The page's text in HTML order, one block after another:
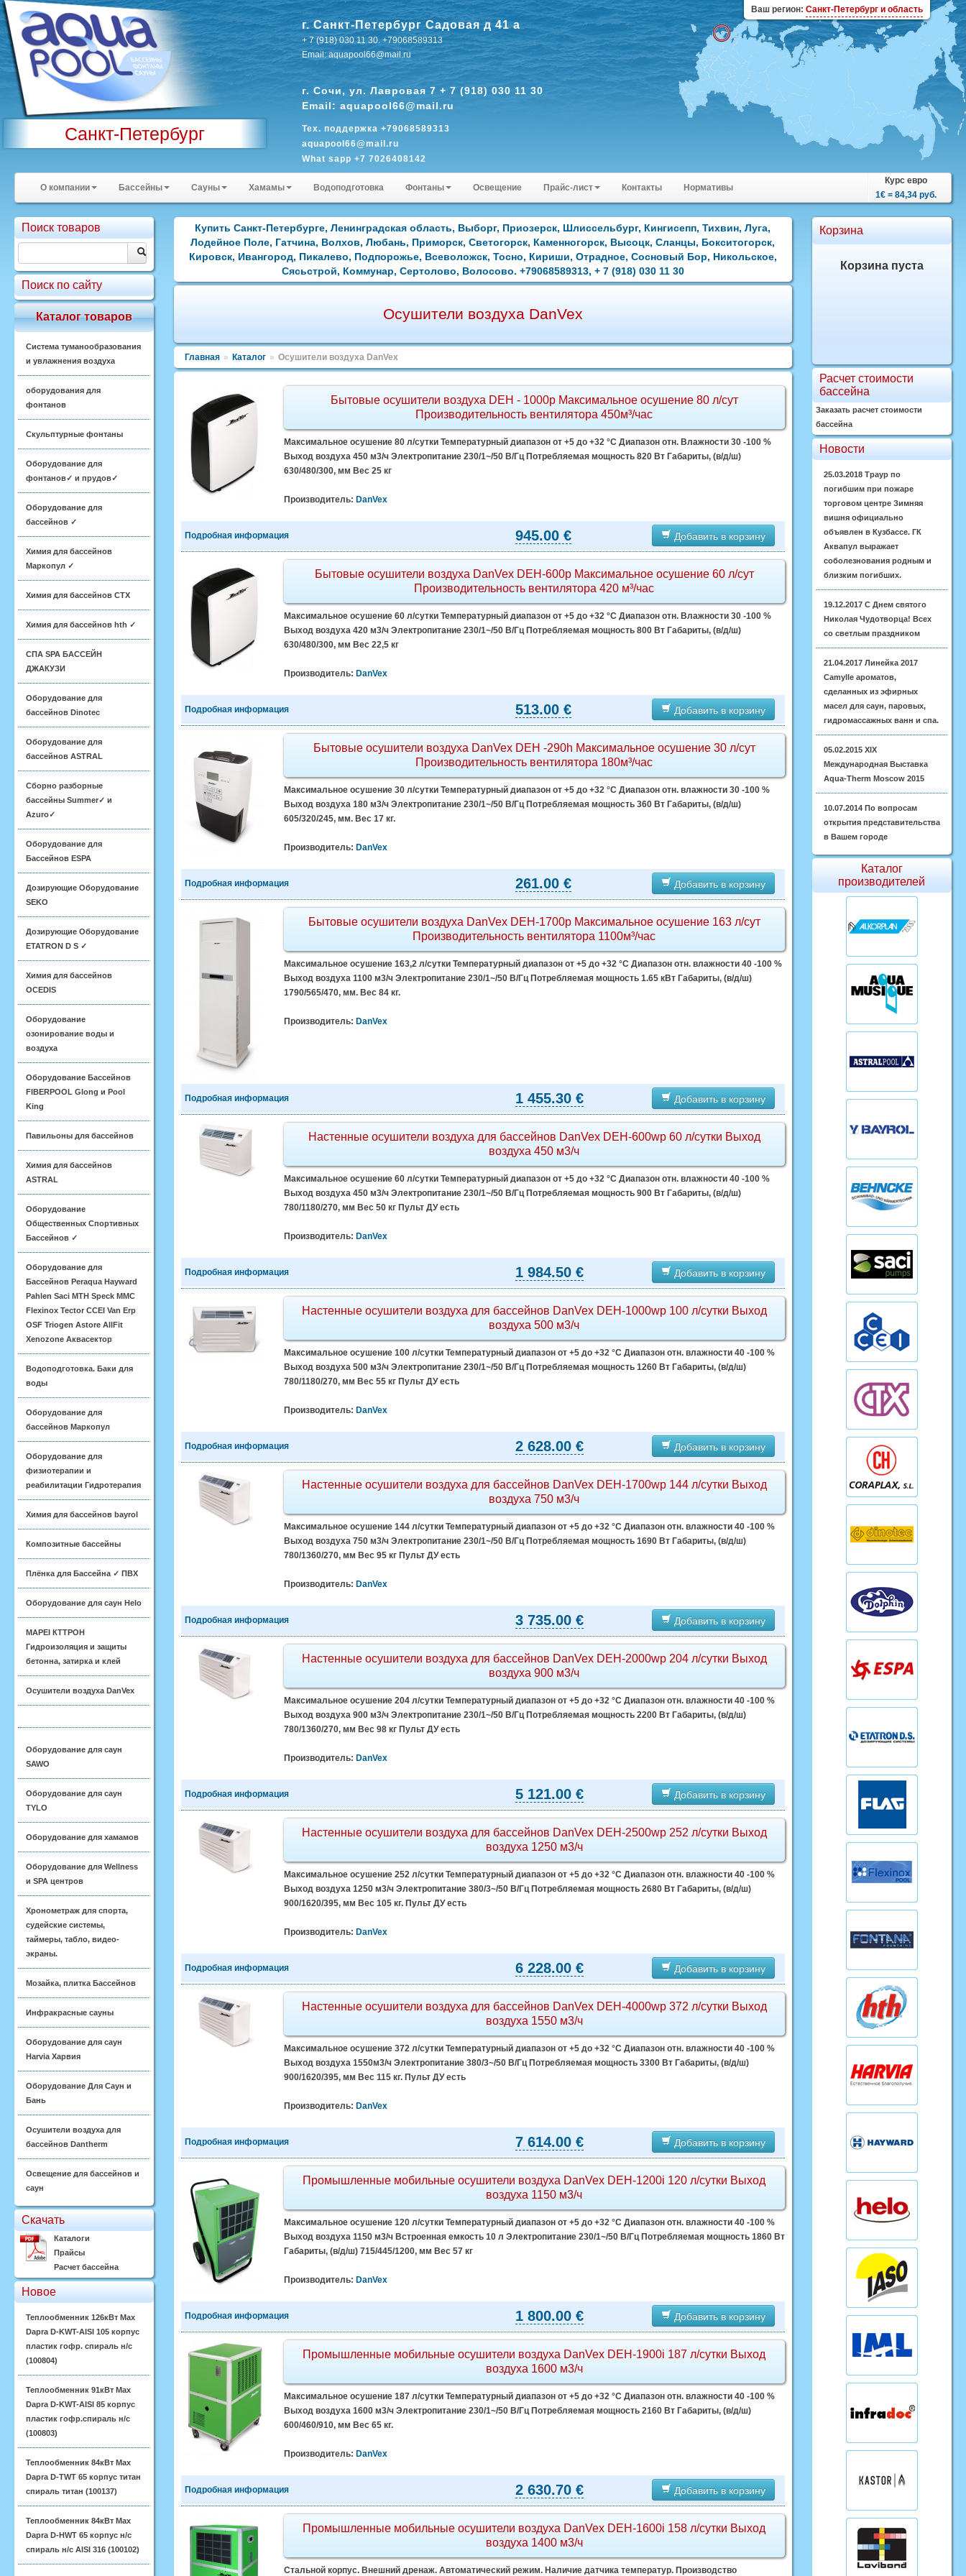
Санкт-Петербург
г. Санкт-Петербург Садовая д 41 а
+ 7 (918) 030 11 30. +79068589313
Email: aquapool66@mail.ru
г. Сочи, ул. Лавровая 7 + 7 (918) 030 11 30
Email: aquapool66@mail.ru
Тех. поддержка +79068589313
aquapool66@mail.ru
What sapp +7 7026408142
Skyap pogosyan1001
Ваш регион: Санкт-Петербург и область
О компании Бассейны Сауны Хамамы Водоподготовка Фонтаны Освещение Прайс-лист Контакты Нормативы
Курс евро
1€ = 84,34 руб.
Поиск товаров
Поиск по сайту
Каталог товаров
Система туманообразования
и увлажнения воздуха
оборудования для
фонтанов
Скульптурные фонтаны
Оборудование для
фонтанов✓ и прудов✓
Оборудование для
бассейнов ✓
Химия для бассейнов
Маркопул ✓
Химия для бассейнов CTX
Химия для бассейнов hth ✓
СПА SPA БАССЕЙН
ДЖАКУЗИ
Оборудование для
бассейнов Dinotec
Оборудование для
бассейнов ASTRAL
Сборно разборные
бассейны Summer✓ и
Azuro✓
Оборудование для
Бассейнов ESPA
Дозирующие Оборудование
SEKO
Дозирующие Оборудование
ETATRON D S ✓
Химия для бассейнов
OCEDIS
Оборудование
озонирование воды и
воздуха
Оборудование Бассейнов
FIBERPOOL Glong и Pool
King
Павильоны для бассейнов
Химия для бассейнов
ASTRAL
Оборудование
Общественных Спортивных
Бассейнов ✓
Оборудование для
Бассейнов Peraqua Hayward
Pahlen Saci MTH Speck MMC
Flexinox Tector CCEI Van Erp
OSF Triogen Astore AllFit
Xenozone Аквасектор
Водоподготовка. Баки для
воды
Оборудование для
бассейнов Маркопул
Оборудование для
физиотерапии и
реабилитации Гидротерапия
Химия для бассейнов bayrol
Композитные бассейны
Плёнка для Бассейна ✓ ПВХ
Оборудование для саун Helo
MAPEI КТТРОН
Гидроизоляция и защиты
бетонна, затирка и клей
Осушители воздуха DanVex
Оборудование для саун
SAWO
Оборудование для саун
TYLO
Оборудование для хамамов
Оборудование для Wellness
и SPA центров
Хронометраж для спорта,
судейские системы,
таймеры, табло, видео-
экраны.
Мозайка, плитка Бассейнов
Инфракрасные сауны
Оборудование для саун
Harvia Харвия
Оборудование Для Саун и
Бань
Осушители воздуха для
бассейнов Dantherm
Освещение для бассейнов и
саун
Скачать
Каталоги
Прайсы
Расчет бассейна
Новое
Теплообменник 126кВт Max
Dapra D-KWT-AISI 105 корпус
пластик гофр. спираль н/с
(100804)
Теплообменник 91кВт Max
Dapra D-KWT-AISI 85 корпус
пластик гофр.спираль н/с
(100803)
Теплообменник 84кВт Max
Dapra D-TWT 65 корпус титан
спираль титан (100137)
Теплообменник 84кВт Max
Dapra D-HWT 65 корпус н/с
спираль н/с AISI 316 (100102)
Купить Санкт-Петербурге, Ленинградская область, Выборг, Приозерск, Шлиссельбург, Кингисепп, Тихвин, Луга,
Лодейное Поле, Гатчина, Волхов, Любань, Приморск, Светогорск, Каменногорск, Высоцк, Сланцы, Бокситогорск,
Кировск, Ивангород, Пикалево, Подпорожье, Всеволожск, Тосно, Кириши, Отрадное, Сосновый Бор, Никольское,
Сясьстрой, Коммунар, Сертолово, Волосово. +79068589313, + 7 (918) 030 11 30
Осушители воздуха DanVex
Главная » Каталог » Осушители воздуха DanVex
Бытовые осушители воздуха DEH - 1000p Максимальное осушение 80 л/сут
Производительность вентилятора 450м³/час
Максимальное осушение 80 л/сутки Температурный диапазон от +5 до +32 °C Диапазон отн. Влажности 30 -100 %
Выход воздуха 450 м3/ч Электропитание 230/1~/50 В/Гц Потребляемая мощность 820 Вт Габариты, (в/д/ш)
630/480/300, мм Вес 25 кг
Производитель: DanVex
Подробная информация 945.00 € Добавить в корзину
Бытовые осушители воздуха DanVex DEH-600р Максимальное осушение 60 л/сут
Производительность вентилятора 420 м³/час
Максимальное осушение 60 л/сутки Температурный диапазон от +5 до +32 °C Диапазон отн. Влажности 30 -100 %
Выход воздуха 420 м3/ч Электропитание 230/1~/50 В/Гц Потребляемая мощность 800 Вт Габариты, (в/д/ш)
630/480/300, мм Вес 22,5 кг
Производитель: DanVex
Подробная информация 513.00 € Добавить в корзину
Бытовые осушители воздуха DanVex DEH -290h Максимальное осушение 30 л/сут
Производительность вентилятора 180м³/час
Максимальное осушение 30 л/сутки Температурный диапазон от +5 до +32 °C Диапазон отн. влажности 30 -100 %
Выход воздуха 180 м3/ч Электропитание 230/1~/50 В/Гц Потребляемая мощность 360 Вт Габариты, (в/д/ш)
605/320/245, мм. Вес 17 кг.
Производитель: DanVex
Подробная информация 261.00 € Добавить в корзину
Бытовые осушители воздуха DanVex DEH-1700p Максимальное осушение 163 л/сут
Производительность вентилятора 1100м³/час
Максимальное осушение 163,2 л/сутки Температурный диапазон от +5 до +32 °C Диапазон отн. влажности 40 -100 %
Выход воздуха 1100 м3/ч Электропитание 230/1~/50 В/Гц Потребляемая мощность 1.65 кВт Габариты, (в/д/ш)
1790/565/470, мм. Вес 84 кг.
Производитель: DanVex
Подробная информация 1 455.30 € Добавить в корзину
Настенные осушители воздуха для бассейнов DanVex DEH-600wp 60 л/сутки Выход
воздуха 450 м3/ч
Максимальное осушение 60 л/сутки Температурный диапазон от +5 до +32 °C Диапазон отн. влажности 40 -100 %
Выход воздуха 450 м3/ч Электропитание 230/1~/50 В/Гц Потребляемая мощность 900 Вт Габариты, (в/д/ш)
780/1180/270, мм Вес 50 кг Пульт ДУ есть
Производитель: DanVex
Подробная информация 1 984.50 € Добавить в корзину
Настенные осушители воздуха для бассейнов DanVex DEH-1000wp 100 л/сутки Выход
воздуха 500 м3/ч
Максимальное осушение 100 л/сутки Температурный диапазон от +5 до +32 °C Диапазон отн. влажности 40 -100 %
Выход воздуха 500 м3/ч Электропитание 230/1~/50 В/Гц Потребляемая мощность 1260 Вт Габариты, (в/д/ш)
780/1180/270, мм Вес 55 кг Пульт ДУ есть
Производитель: DanVex
Подробная информация 2 628.00 € Добавить в корзину
Настенные осушители воздуха для бассейнов DanVex DEH-1700wp 144 л/сутки Выход
воздуха 750 м3/ч
Максимальное осушение 144 л/сутки Температурный диапазон от +5 до +32 °C Диапазон отн. влажности 40 -100 %
Выход воздуха 750 м3/ч Электропитание 230/1~/50 В/Гц Потребляемая мощность 1690 Вт Габариты, (в/д/ш)
780/1360/270, мм Вес 95 кг Пульт ДУ есть
Производитель: DanVex
Подробная информация 3 735.00 € Добавить в корзину
Настенные осушители воздуха для бассейнов DanVex DEH-2000wp 204 л/сутки Выход
воздуха 900 м3/ч
Максимальное осушение 204 л/сутки Температурный диапазон от +5 до +32 °C Диапазон отн. влажности 40 -100 %
Выход воздуха 900 м3/ч Электропитание 230/1~/50 В/Гц Потребляемая мощность 2200 Вт Габариты, (в/д/ш)
780/1360/270, мм Вес 98 кг Пульт ДУ есть
Производитель: DanVex
Подробная информация 5 121.00 € Добавить в корзину
Настенные осушители воздуха для бассейнов DanVex DEH-2500wp 252 л/сутки Выход
воздуха 1250 м3/ч
Максимальное осушение 252 л/сутки Температурный диапазон от +5 до +32 °C Диапазон отн. влажности 40 -100 %
Выход воздуха 1250 м3/ч Электропитание 380/3~/50 В/Гц Потребляемая мощность 2680 Вт Габариты, (в/д/ш)
900/1620/395, мм Вес 105 кг. Пульт ДУ есть
Производитель: DanVex
Подробная информация 6 228.00 € Добавить в корзину
Настенные осушители воздуха для бассейнов DanVex DEH-4000wp 372 л/сутки Выход
воздуха 1550 м3/ч
Максимальное осушение 372 л/сутки Температурный диапазон от +5 до +32 °C Диапазон отн. влажности 40 -100 %
Выход воздуха 1550м3/ч Электропитание 380/3~/50 В/Гц Потребляемая мощность 3300 Вт Габариты, (в/д/ш)
900/1620/395, мм Вес 115 кг. Пульт ДУ есть
Производитель: DanVex
Подробная информация 7 614.00 € Добавить в корзину
Промышленные мобильные осушители воздуха DanVex DEH-1200i 120 л/сутки Выход
воздуха 1150 м3/ч
Максимальное осушение 120 л/сутки Температурный диапазон от +5 до +32 °C Диапазон отн. влажности 40 -100 %
Выход воздуха 1150 м3/ч Встроенная емкость 10 л Электропитание 230/1~/50 В/Гц Потребляемая мощность 1860 Вт
Габариты, (в/д/ш) 715/445/1200, мм Вес 57 кг
Производитель: DanVex
Подробная информация 1 800.00 € Добавить в корзину
Промышленные мобильные осушители воздуха DanVex DEH-1900i 187 л/сутки Выход
воздуха 1600 м3/ч
Максимальное осушение 187 л/сутки Температурный диапазон от +5 до +32 °C Диапазон отн. влажности 40 -100 %
Выход воздуха 1600 м3/ч Электропитание 230/1~/50 В/Гц Потребляемая мощность 2160 Вт Габариты, (в/д/ш)
600/460/910, мм Вес 65 кг.
Производитель: DanVex
Подробная информация 2 630.70 € Добавить в корзину
Промышленные мобильные осушители воздуха DanVex DEH-1600i 158 л/сутки Выход
воздуха 1400 м3/ч
Стальной корпус. Внешний дренаж. Автоматический режим. Наличие датчика температур. Производство
Корзина
Корзина пуста
Расчет стоимости
бассейна
Заказать расчет стоимости
бассейна
Новости
25.03.2018 Траур по
погибшим при пожаре
торговом центре Зимняя
вишня официально
объявлен в Кузбассе. ГК
Аквапул выражает
соболезнования родным и
близким погибших.
19.12.2017 С Днем святого
Николая Чудотворца! Всех
со светлым праздником
21.04.2017 Линейка 2017
Camylle ароматов,
сделанных из эфирных
масел для саун, паровых,
гидромассажных ванн и спа.
05.02.2015 XIX
Международная Выставка
Aqua-Therm Moscow 2015
10.07.2014 По вопросам
открытия представительства
в Вашем городе
Каталог
производителей